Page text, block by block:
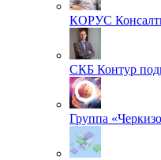
КОРУС
СКБ Контур
Группа